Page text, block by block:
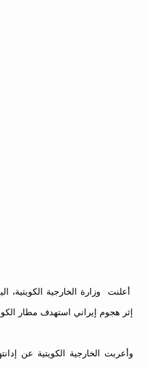
أعلنت وزارة الخارجية الكويتية،
إثر هجوم إيراني استهدف مطار
وأعربت الخارجية الكويتية عن